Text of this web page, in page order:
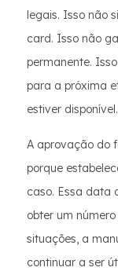
legais. Isso não
card. Isso não
permanente.
para a próxima
estiver disponível.
A aprovação do
porque
caso. Essa data
obter um
situações, a
continuar a ser